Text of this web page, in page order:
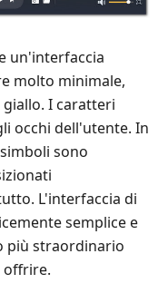
un'interfaccia
molto minimale,
I caratteri
occhi dell'utente. In
sono
L'interfaccia di
semplice e
più straordinario
offrire.